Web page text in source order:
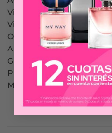
Vitamina B3 2%
Vitamina B5 2%
Oligoelementos
Aminoácidos
Glicógeno
Proteínas
Minerales